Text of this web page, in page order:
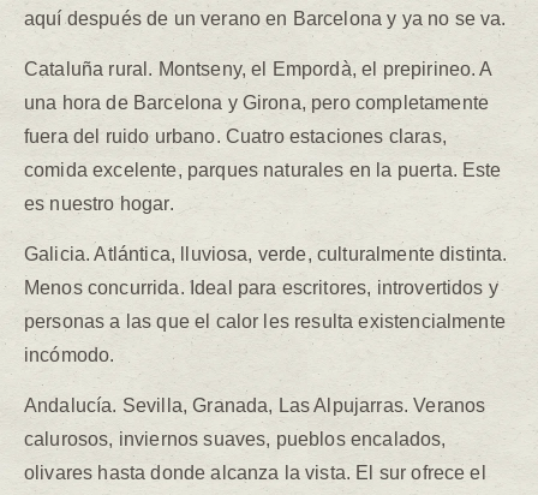
aquí después de un verano en Barcelona y ya no se va.
Cataluña rural. Montseny, el Empordà, el prepirineo. A
una hora de Barcelona y Girona, pero completamente
fuera del ruido urbano. Cuatro estaciones claras,
comida excelente, parques naturales en la puerta. Este
es nuestro hogar.
Galicia. Atlántica, lluviosa, verde, culturalmente distinta.
Menos concurrida. Ideal para escritores, introvertidos y
personas a las que el calor les resulta existencialmente
incómodo.
Andalucía. Sevilla, Granada, Las Alpujarras. Veranos
calurosos, inviernos suaves, pueblos encalados,
olivares hasta donde alcanza la vista. El sur ofrece el